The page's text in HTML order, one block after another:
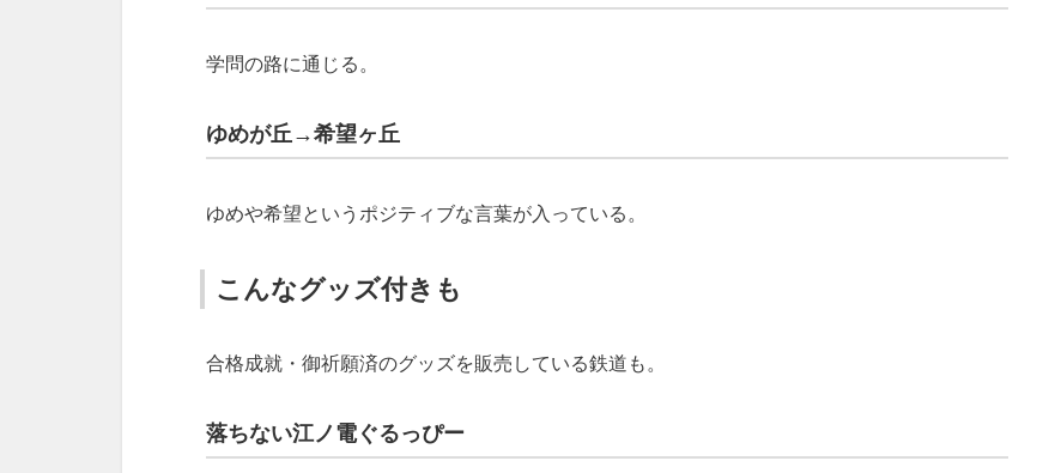
学問の路に通じる。
ゆめが丘→希望ヶ丘
ゆめや希望というポジティブな言葉が入っている。
こんなグッズ付きも
合格成就・御祈願済のグッズを販売している鉄道も。
落ちない江ノ電ぐるっぴー